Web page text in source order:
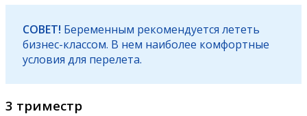
СОВЕТ! Беременным рекомендуется лететь
бизнес-классом. В нем наиболее комфортные
условия для перелета.
3 триместр